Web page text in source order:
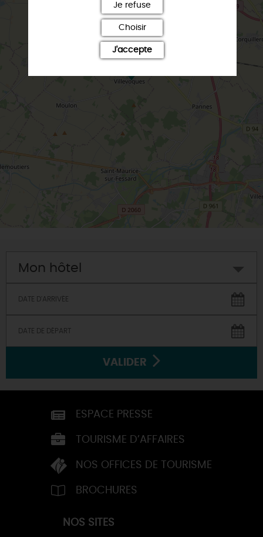
Mon hôtel
VALIDER
ESPACE PRESSE
TOURISME D’AFFAIRES
NOS OFFICES DE TOURISME
BROCHURES
NOS SITES
Je refuse
Choisir
J'accepte